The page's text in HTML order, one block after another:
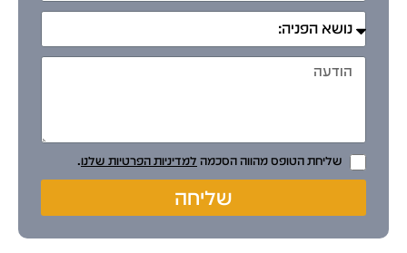
שליחת הטופס מהווה הסכמהלמדיניות הפרטיות שלנו.
שליחה